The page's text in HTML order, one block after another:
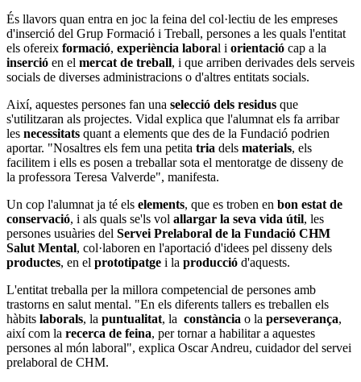
És llavors quan entra en joc la feina del col·lectiu de les empreses
d'inserció del Grup Formació i Treball, persones a les quals l'entitat
els ofereix formació, experiència laboral i orientació cap a la
inserció en el mercat de treball, i que arriben derivades dels serveis
socials de diverses administracions o d'altres entitats socials.
Així, aquestes persones fan una selecció dels residus que
s'utilitzaran als projectes. Vidal explica que l'alumnat els fa arribar
les necessitats quant a elements que des de la Fundació podrien
aportar. "Nosaltres els fem una petita tria dels materials, els
facilitem i ells es posen a treballar sota el mentoratge de disseny de
la professora Teresa Valverde", manifesta.
Un cop l'alumnat ja té els elements, que es troben en bon estat de
conservació, i als quals se'ls vol allargar la seva vida útil, les
persones usuàries del Servei Prelaboral de la Fundació CHM
Salut Mental, col·laboren en l'aportació d'idees pel disseny dels
productes, en el prototipatge i la producció d'aquests.
L'entitat treballa per la millora competencial de persones amb
trastorns en salut mental. "En els diferents tallers es treballen els
hàbits laborals, la puntualitat, la constància o la perseverança,
així com la recerca de feina, per tornar a habilitar a aquestes
persones al món laboral", explica Oscar Andreu, cuidador del servei
prelaboral de CHM.